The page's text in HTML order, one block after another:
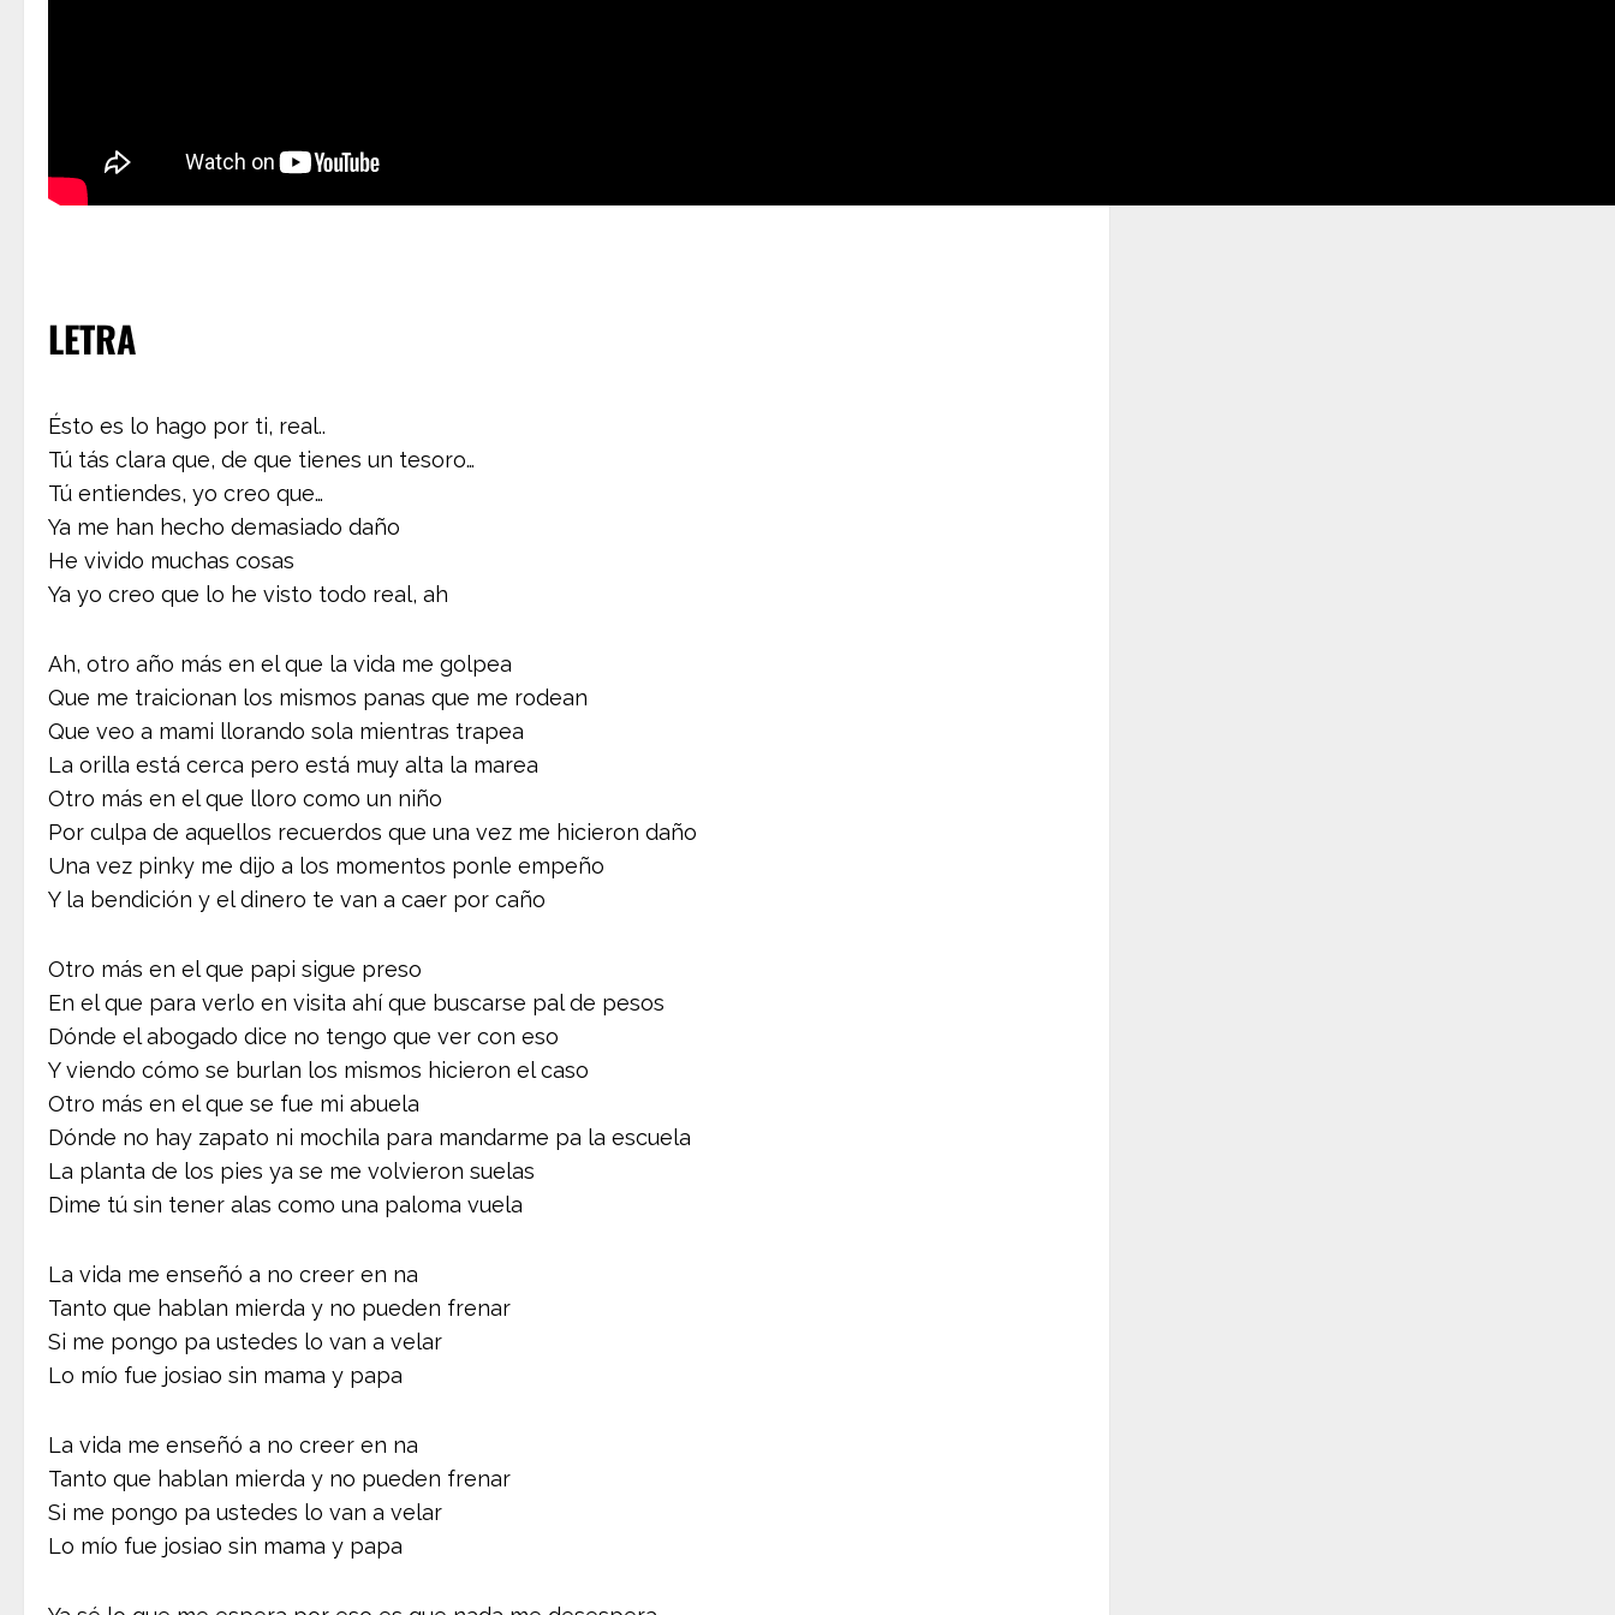
LETRA
Ésto es lo hago por ti, real..
Tú tás clara que, de que tienes un tesoro…
Tú entiendes, yo creo que…
Ya me han hecho demasiado daño
He vivido muchas cosas
Ya yo creo que lo he visto todo real, ah
Ah, otro año más en el que la vida me golpea
Que me traicionan los mismos panas que me rodean
Que veo a mami llorando sola mientras trapea
La orilla está cerca pero está muy alta la marea
Otro más en el que lloro como un niño
Por culpa de aquellos recuerdos que una vez me hicieron daño
Una vez pinky me dijo a los momentos ponle empeño
Y la bendición y el dinero te van a caer por caño
Otro más en el que papi sigue preso
En el que para verlo en visita ahí que buscarse pal de pesos
Dónde el abogado dice no tengo que ver con eso
Y viendo cómo se burlan los mismos hicieron el caso
Otro más en el que se fue mi abuela
Dónde no hay zapato ni mochila para mandarme pa la escuela
La planta de los pies ya se me volvieron suelas
Dime tú sin tener alas como una paloma vuela
La vida me enseñó a no creer en na
Tanto que hablan mierda y no pueden frenar
Si me pongo pa ustedes lo van a velar
Lo mío fue josiao sin mama y papa
La vida me enseñó a no creer en na
Tanto que hablan mierda y no pueden frenar
Si me pongo pa ustedes lo van a velar
Lo mío fue josiao sin mama y papa